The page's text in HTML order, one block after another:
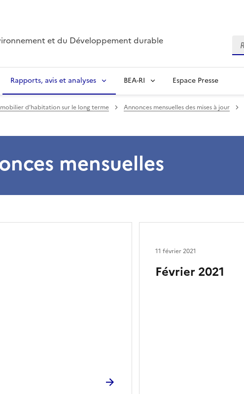
et du Développement durable
Rapports, avis et analyses BEA-RI Espace Presse
d’habitation sur le long terme Annonces mensuelles des mises à jour
mensuelles
Février 2021
11 février 2021